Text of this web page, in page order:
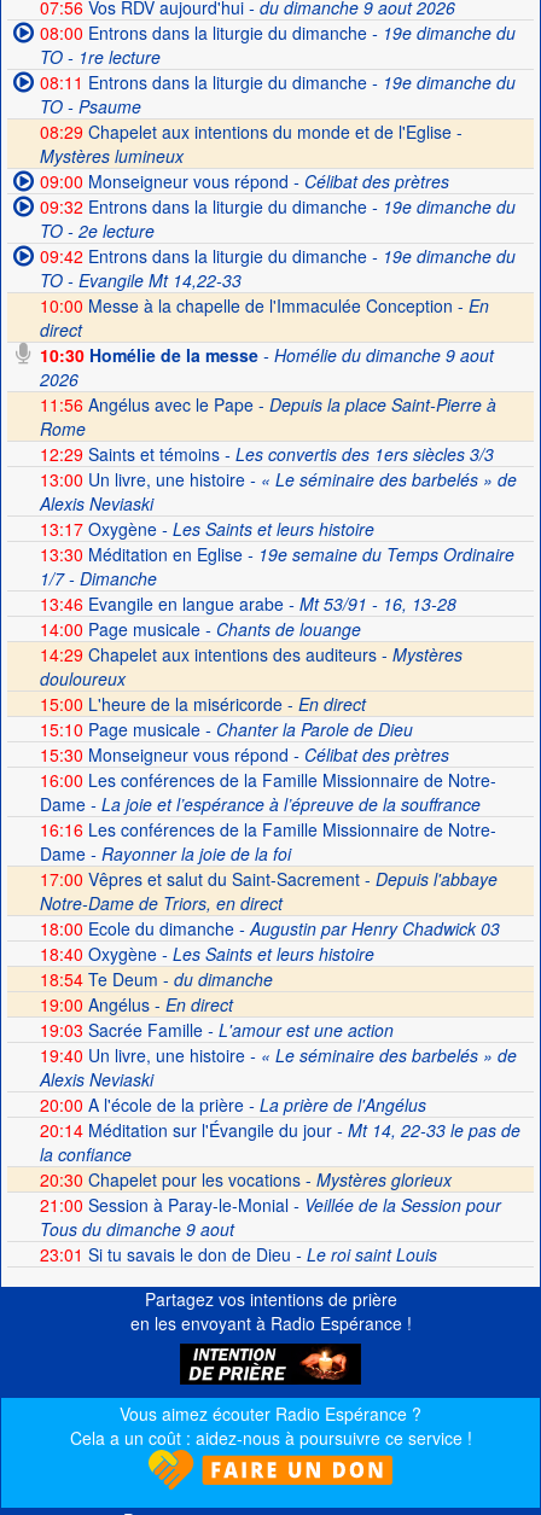
07:56Vos RDV aujourd'hui- du dimanche 9 aout 2026
08:00 Entrons dans la liturgie du dimanche- 19e dimanche du
TO - 1re lecture
08:11 Entrons dans la liturgie du dimanche- 19e dimanche du
TO - Psaume
08:29 Chapelet aux intentions du monde et de l'Eglise -
Mystères lumineux
09:00 Monseigneur vous répond - Célibat des prètres
09:32 Entrons dans la liturgie du dimanche- 19e dimanche du
TO - 2e lecture
09:42 Entrons dans la liturgie du dimanche- 19e dimanche du
TO - Evangile Mt 14,22-33
10:00 Messe à la chapelle de l'Immaculée Conception - En
direct
10:30Homélie de la messe- Homélie du dimanche 9 aout
2026
11:56 Angélus avec le Pape - Depuis la place Saint-Pierre à
Rome
12:29Saints et témoins- Les convertis des 1ers siècles 3/3
13:00 Un livre, une histoire- « Le séminaire des barbelés » de
Alexis Neviaski
13:17Oxygène- Les Saints et leurs histoire
13:30 Méditation en Eglise- 19e semaine du Temps Ordinaire
1/7 - Dimanche
13:46Evangile en langue arabe- Mt 53/91 - 16, 13-28
14:00 Page musicale- Chants de louange
14:29 Chapelet aux intentions des auditeurs - Mystères
douloureux
15:00 L'heure de la miséricorde - En direct
15:10 Page musicale- Chanter la Parole de Dieu
15:30 Monseigneur vous répond - Célibat des prètres
16:00 Les conférences de la Famille Missionnaire de Notre-
Dame- La joie et l’espérance à l’épreuve de la souffrance
16:16Les conférences de la Famille Missionnaire de Notre-
Dame- Rayonner la joie de la foi
17:00 Vêpres et salut du Saint-Sacrement - Depuis l'abbaye
Notre-Dame de Triors, en direct
18:00 Ecole du dimanche- Augustin par Henry Chadwick 03
18:40 Oxygène- Les Saints et leurs histoire
18:54Te Deum - du dimanche
19:00 Angélus - En direct
19:03 Sacrée Famille- L'amour est une action
19:40 Un livre, une histoire- « Le séminaire des barbelés » de
Alexis Neviaski
20:00 A l'école de la prière- La prière de l'Angélus
20:14Méditation sur l'Évangile du jour- Mt 14, 22-33 le pas de
la confiance
20:30 Chapelet pour les vocations - Mystères glorieux
21:00 Session à Paray-le-Monial- Veillée de la Session pour
Tous du dimanche 9 aout
23:01 Si tu savais le don de Dieu - Le roi saint Louis
Partagez vos intentions de prière
en les envoyant à Radio Espérance !
Vous aimez écouter Radio Espérance ?
Cela a un coût : aidez-nous à poursuivre ce service !